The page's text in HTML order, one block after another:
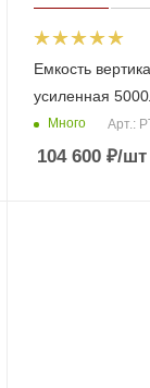
Емкость
усиленная
Много Арт.:
104 600₽/шт